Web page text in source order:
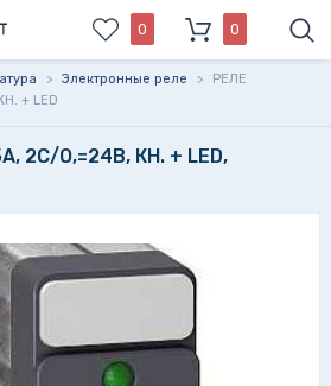
0 0
> Электронные реле >
РЕЛЕ
+ LED
2С/О,=24В, КН. + LED,